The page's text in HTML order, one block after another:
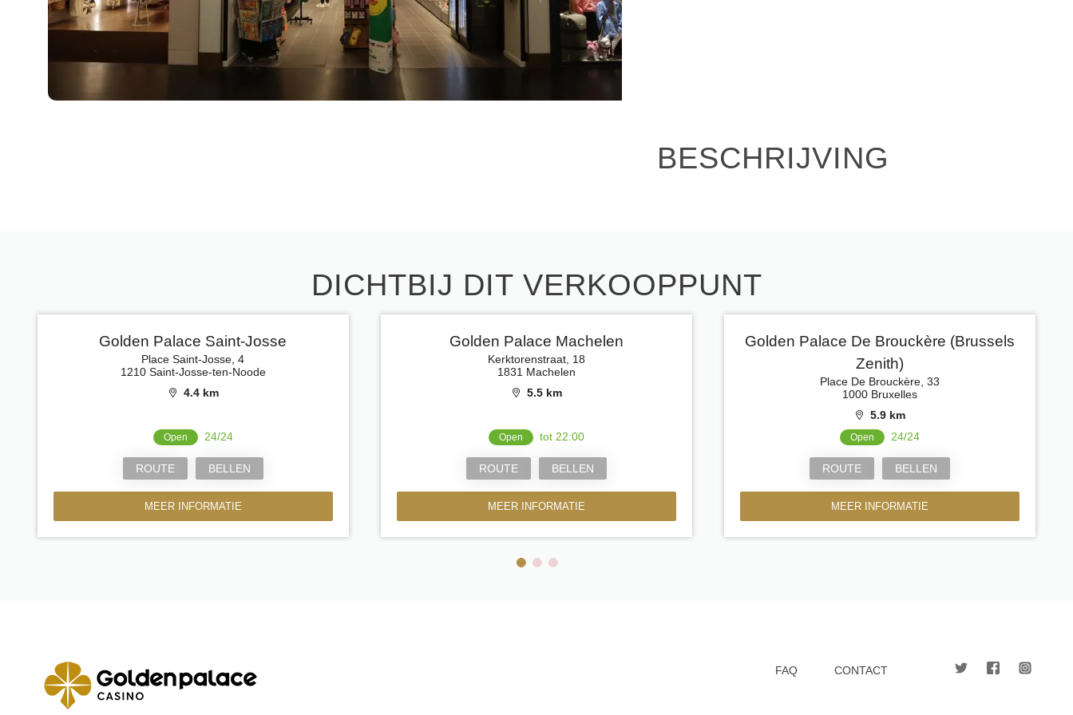
BESCHRIJVING
DICHTBIJ DIT VERKOOPPUNT
Golden Palace Saint-Josse
Place Saint-Josse, 4
1210 Saint-Josse-ten-Noode
4.4 km
Open 24/24
ROUTE BELLEN
MEER INFORMATIE
Golden Palace Machelen
Kerktorenstraat, 18
1831 Machelen
5.5 km
Open tot 22:00
ROUTE BELLEN
MEER INFORMATIE
Golden Palace De Brouckère (Brussels
Zenith)
Place De Brouckère, 33
1000 Bruxelles
5.9 km
Open 24/24
ROUTE BELLEN
MEER INFORMATIE
FAQ CONTACT